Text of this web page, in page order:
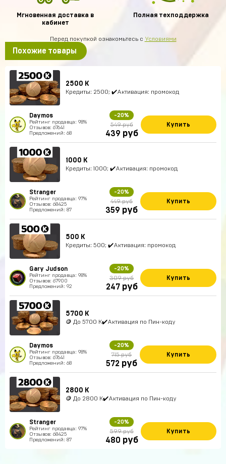
Мгновенная доставка в
кабинет
Полная техподдержка
Перед покупкой ознакомьтесь с Условиями
Похожие товары
2500 К
Кредиты: 2500; ✔️Активация: промокод
Daymos
Рейтинг продавца: 98%
Отзывов: 67641
Предложений: 68
-20%
549 руб
439 руб
Купить
1000 К
Кредиты: 1000; ✔️Активация: промокод
Stranger
Рейтинг продавца: 97%
Отзывов: 68425
Предложений: 87
-20%
449 руб
359 руб
Купить
500 К
Кредиты: 500; ✔️Активация: промокод
Gary Judson
Рейтинг продавца: 98%
Отзывов: 67900
Предложений: 92
-20%
309 руб
247 руб
Купить
5700 К
🪙 До 5700 K✔️Активация по Пин-коду
Daymos
Рейтинг продавца: 98%
Отзывов: 67641
Предложений: 68
-20%
715 руб
572 руб
Купить
2800 К
🪙 До 2800 K✔️Активация по Пин-коду
Stranger
Рейтинг продавца: 97%
Отзывов: 68425
Предложений: 87
-20%
599 руб
480 руб
Купить